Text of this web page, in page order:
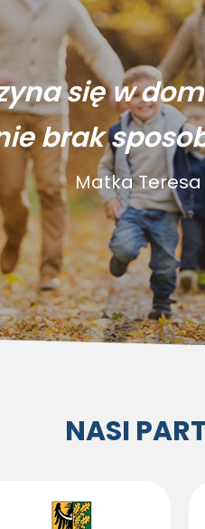
się w
brak
Matka Teresa
NASI